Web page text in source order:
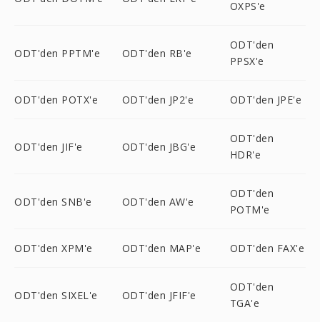
OXPS'e
ODT'den PPTM'e ODT'den RB'e
ODT'den
PPSX'e
ODT'den POTX'e ODT'den JP2'e ODT'den JPE'e
ODT'den JIF'e ODT'den JBG'e
ODT'den
HDR'e
ODT'den SNB'e ODT'den AW'e
ODT'den
POTM'e
ODT'den XPM'e ODT'den MAP'e ODT'den FAX'e
ODT'den SIXEL'e ODT'den JFIF'e
ODT'den
TGA'e